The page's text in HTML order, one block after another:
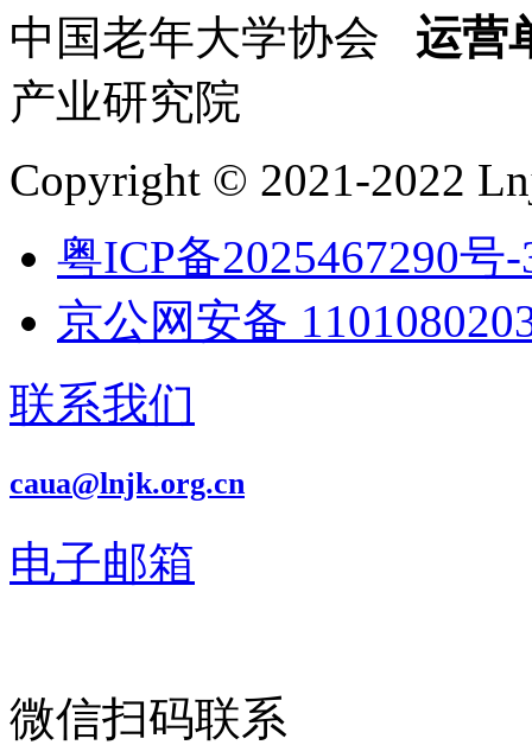
中国老年大学协会 运营
产业研究院
Copyright © 2021-2022
粤ICP备2025467290号-
京公网安备
联系我们
caua@lnjk.org.cn
电子邮箱
微信扫码联系